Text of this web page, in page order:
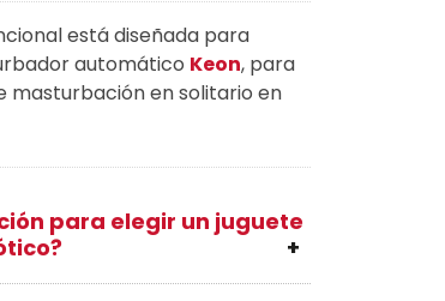
está diseñada para
automático Keon, para
masturbación en solitario en
para elegir un juguete